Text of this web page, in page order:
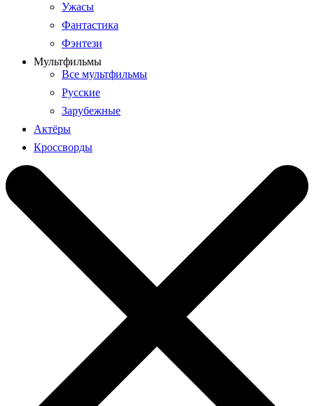
Ужасы
Фантастика
Фэнтези
Мультфильмы
Все мультфильмы
Русские
Зарубежные
Актёры
Кроссворды